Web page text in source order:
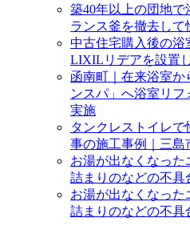
築40年以上の団地
ランス釜を撤去し
中古住宅購入後の浴
LIXILリデアを設置
函南町｜在来浴室か
ンスパ」へ浴室リ
実施
タンクレストイレ
事の施工事例｜三島
お湯が出なくなった
詰まりのなどの不具
お湯が出なくなった
詰まりのなどの不具